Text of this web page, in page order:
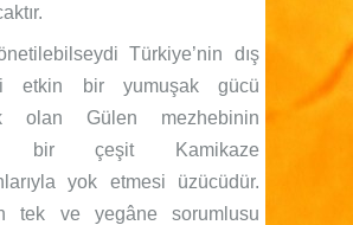
Türkiye’nin dış
etkin bir yumuşak gücü
olan Gülen mezhebinin
bir çeşit Kamikaze
yok etmesi üzücüdür.
tek ve yegâne sorumlusu